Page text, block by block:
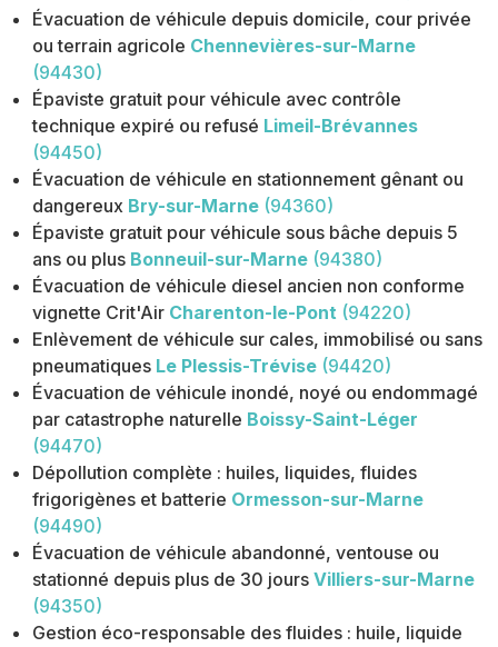
Évacuation de véhicule depuis domicile, cour privée
ou terrain agricole Chennevières-sur-Marne
(94430)
Épaviste gratuit pour véhicule avec contrôle
technique expiré ou refusé Limeil-Brévannes
(94450)
Évacuation de véhicule en stationnement gênant ou
dangereux Bry-sur-Marne (94360)
Épaviste gratuit pour véhicule sous bâche depuis 5
ans ou plus Bonneuil-sur-Marne (94380)
Évacuation de véhicule diesel ancien non conforme
vignette Crit'Air Charenton-le-Pont (94220)
Enlèvement de véhicule sur cales, immobilisé ou sans
pneumatiques Le Plessis-Trévise (94420)
Évacuation de véhicule inondé, noyé ou endommagé
par catastrophe naturelle Boissy-Saint-Léger
(94470)
Dépollution complète : huiles, liquides, fluides
frigorigènes et batterie Ormesson-sur-Marne
(94490)
Évacuation de véhicule abandonné, ventouse ou
stationné depuis plus de 30 jours Villiers-sur-Marne
(94350)
Gestion éco-responsable des fluides : huile, liquide